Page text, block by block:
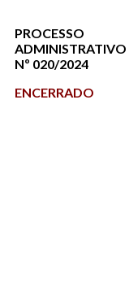
PROCESSO
ADMINISTRATIVO
Nº 020/2024
ENCERRADO